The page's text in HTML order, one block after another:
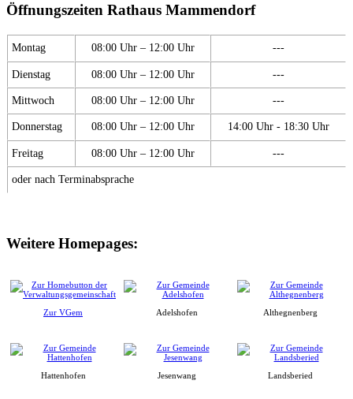
Öffnungszeiten Rathaus Mammendorf
Montag 08:00 Uhr – 12:00 Uhr ---
Dienstag 08:00 Uhr – 12:00 Uhr ---
Mittwoch 08:00 Uhr – 12:00 Uhr ---
Donnerstag 08:00 Uhr – 12:00 Uhr 14:00 Uhr - 18:30 Uhr
Freitag 08:00 Uhr – 12:00 Uhr ---
oder nach Terminabsprache
Weitere Homepages:
Zur VGem Adelshofen Althegnenberg
Hattenhofen Jesenwang Landsberied